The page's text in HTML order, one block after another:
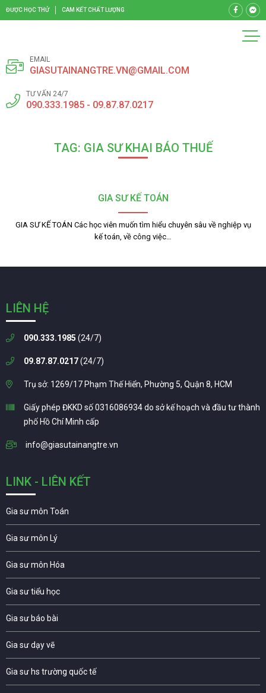
ĐƯỢC HỌC THỬ CAM KẾT CHẤT LƯỢNG
EMAIL
GIASUTAINANGTRE.VN@GMAIL.COM
TƯ VẤN 24/7
090.333.1985 - 09.87.87.0217
TAG: GIA SƯ KHAI BÁO THUẾ
GIA SƯ KẾ TOÁN
GIA SƯ KẾ TOÁN Các học viên muốn tìm hiểu chuyên sâu về nghiệp vụ
kế toán, về công việc…
LIÊN HỆ
090.333.1985 (24/7)
09.87.87.0217(24/7)
Trụ sở: 1269/17 Phạm Thế Hiển, Phường 5, Quận 8, HCM
Giấy phép ĐKKD số 0316086934 do sở kế hoạch và đầu tư thành
phố Hồ Chí Minh cấp
info@giasutainangtre.vn
LINK - LIÊN KẾT
Gia sư môn Toán
Gia sư môn Lý
Gia sư môn Hóa
Gia sư tiểu học
Gia sư báo bài
Gia sư dạy vẽ
Gia sư hs trường quốc tế